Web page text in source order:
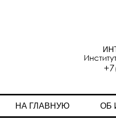
НА ГЛАВНУЮ ОБ